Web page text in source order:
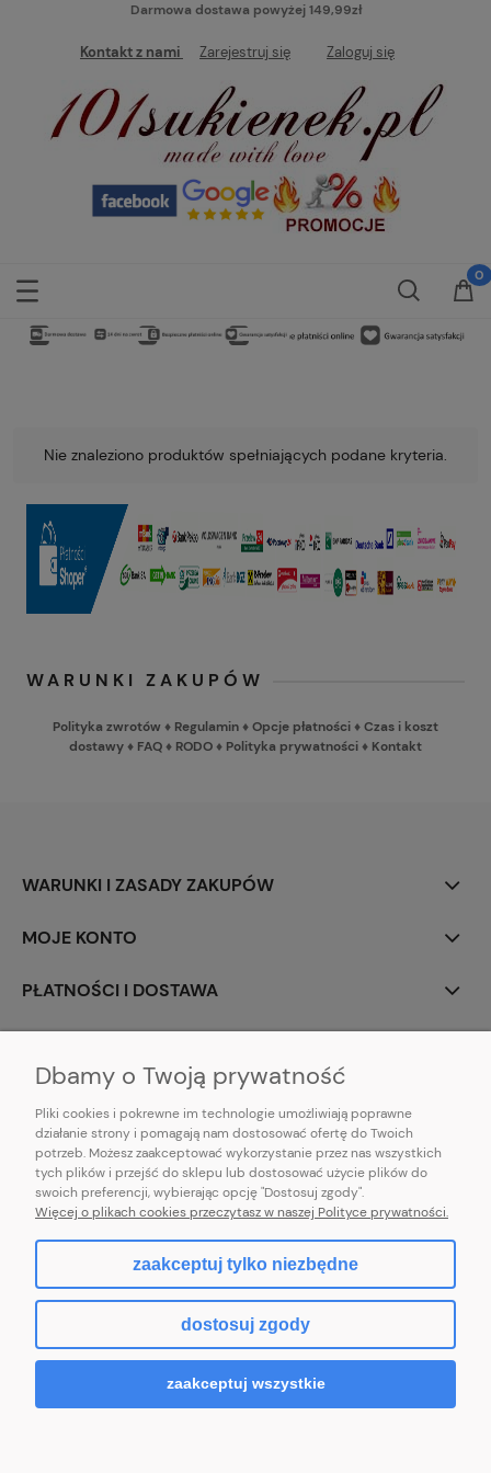
Darmowa dostawa powyżej 149,99zł
Kontakt z nami Zarejestruj się Zaloguj się
Nie znaleziono produktów spełniających podane kryteria.
WARUNKI ZAKUPÓW
Polityka zwrotów ♦ Regulamin♦Opcje płatności♦Czas i koszt
dostawy♦ FAQ♦ RODO♦ Polityka prywatności♦ Kontakt
WARUNKI I ZASADY ZAKUPÓW
MOJE KONTO
PŁATNOŚCI I DOSTAWA
E-mail:pl101sukienek@gmail.com
101sukienek.pl
ul. Piotrkowska 317/11, Łódź 93-035, woj. łódzkie
pokaż pełną wersję strony
Sklep internetowy Shoper.pl
Dbamy o Twoją prywatność
Pliki cookies i pokrewne im technologie umożliwiają poprawne
działanie strony i pomagają nam dostosować ofertę do Twoich
potrzeb. Możesz zaakceptować wykorzystanie przez nas wszystkich
tych plików i przejść do sklepu lub dostosować użycie plików do
swoich preferencji, wybierając opcję "Dostosuj zgody".
Więcej o plikach cookies przeczytasz w naszej Polityce prywatności.
zaakceptuj tylko niezbędne
dostosuj zgody
zaakceptuj wszystkie